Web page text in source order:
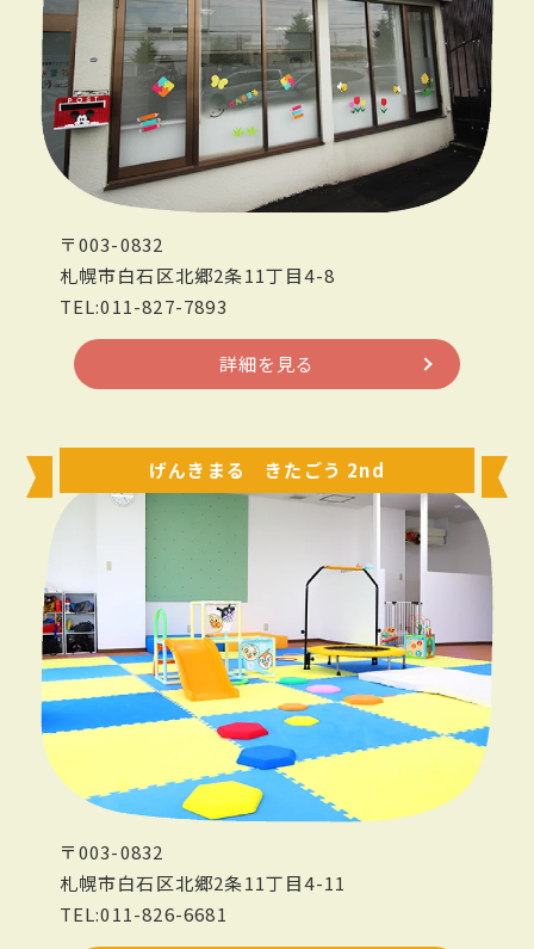
〒003-0832
札幌市白石区北郷2条11丁目4-8
TEL:011-827-7893
詳細を見る
げんきまる きたごう 2nd
〒003-0832
札幌市白石区北郷2条11丁目4-11
TEL:011-826-6681